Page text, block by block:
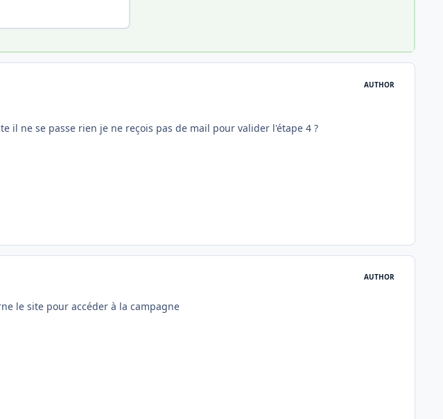
AUTHOR
il ne se passe rien je ne reçois pas de mail pour valider l'étape 4 ?
AUTHOR
le site pour accéder à la campagne